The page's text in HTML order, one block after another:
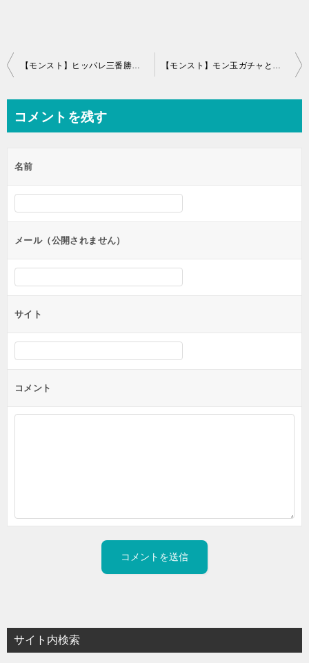
投
ビ
ー
シ
ョ
ン
コメントを残す
名前
メール（公開されません）
サイト
コメント
サイト内検索